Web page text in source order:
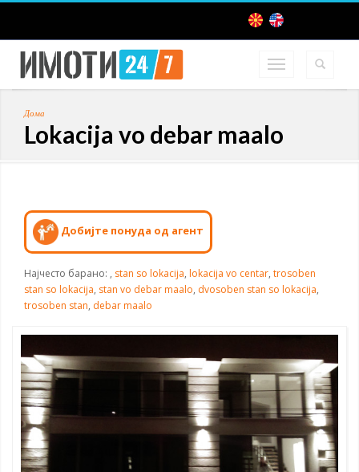
Дома
Lokacija vo debar maalo
Добијте понуда од агент
Најчесто барано: , stan so lokacija, lokacija vo centar, trosoben
stan so lokacija, stan vo debar maalo, dvosoben stan so lokacija,
trosoben stan, debar maalo